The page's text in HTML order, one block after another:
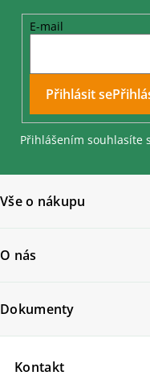
E-mail
Přihlášením souhlasíte
Vše o nákupu
O nás
Kontakt
Dokumenty